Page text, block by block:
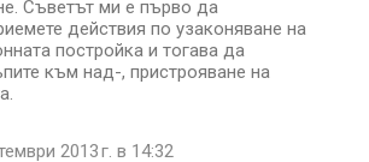
Съветът ми е първо да
действия по узаконяване на
постройка и тогава да
към над-, пристрояване на
2013 г. в 14:32